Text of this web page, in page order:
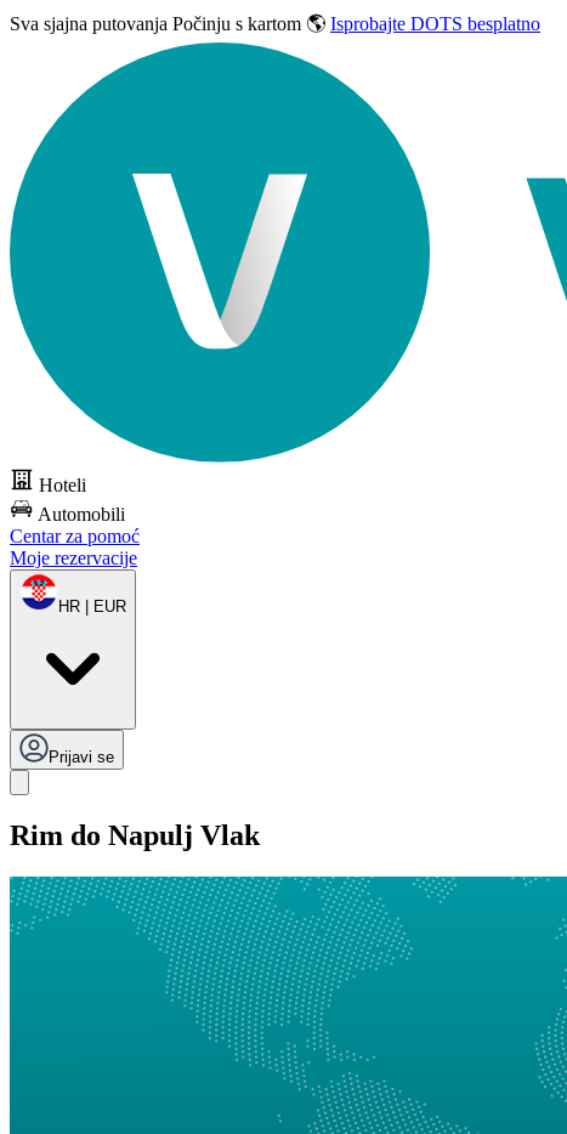
Sva sjajna putovanja Počinju s kartom 🌎 Isprobajte DOTS besplatno
Hoteli
Automobili
Centar za pomoć
Moje rezervacije
HR | EUR
Prijavi se
Rim do Napulj Vlak